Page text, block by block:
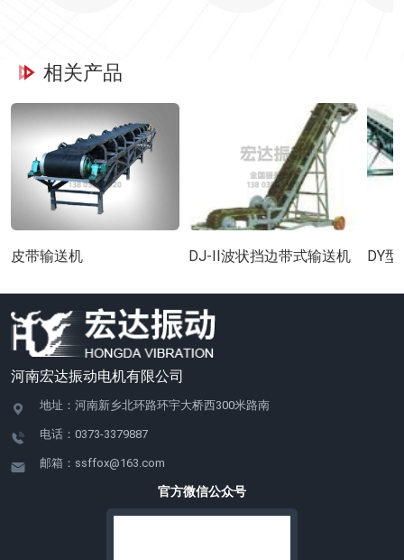
相关产品
皮带输送机 DJ-II波状挡边带式输送机 DY
河南宏达振动电机有限公司
地址：河南新乡北环路环宇大桥西300米路南
电话：0373-3379887
邮箱：ssffox@163.com
官方微信公众号